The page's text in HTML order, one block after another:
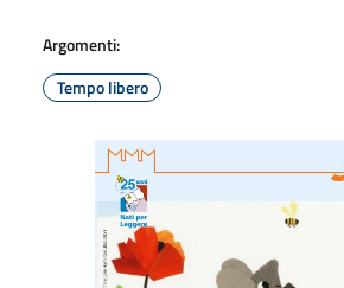
Argomenti:
Tempo libero